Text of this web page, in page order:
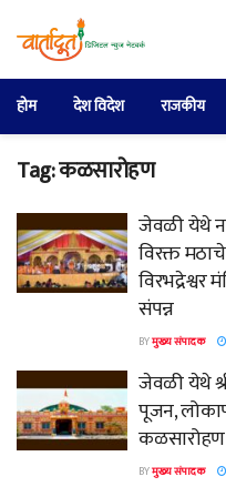
होम देश विदेश राजकीय
Tag:कळसारोहण
जेवळी येथे
विरक्त
विरभद्रेश्वर
संपन्न
BYमुख्य संपादक
जेवळी येथे
पूजन,
BYमुख्य संपादक